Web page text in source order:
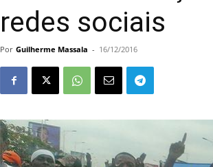
redes sociais
Por Guilherme Massala - 16/12/2016